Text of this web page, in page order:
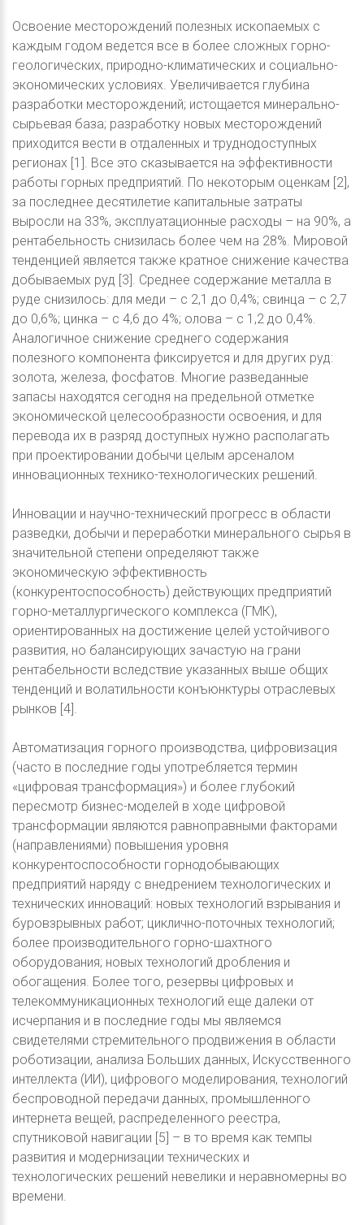
Освоение месторождений полезных ископаемых с
каждым годом ведется все в более сложных горно-
геологических, природно-климатических и социально-
экономических условиях. Увеличивается глубина
разработки месторождений; истощается минерально-
сырьевая база; разработку новых месторождений
приходится вести в отдаленных и труднодоступных
регионах [1]. Все это сказывается на эффективности
работы горных предприятий. По некоторым оценкам [2],
за последнее десятилетие капитальные затраты
выросли на 33%, эксплуатационные расходы – на 90%, а
рентабельность снизилась более чем на 28%. Мировой
тенденцией является также кратное снижение качества
добываемых руд [3]. Среднее содержание металла в
руде снизилось: для меди – с 2,1 до 0,4%; свинца – с 2,7
до 0,6%; цинка – с 4,6 до 4%; олова – с 1,2 до 0,4%.
Аналогичное снижение среднего содержания
полезного компонента фиксируется и для других руд:
золота, железа, фосфатов. Многие разведанные
запасы находятся сегодня на предельной отметке
экономической целесообразности освоения, и для
перевода их в разряд доступных нужно располагать
при проектировании добычи целым арсеналом
инновационных технико-технологических решений.
Инновации и научно-технический прогресс в области
разведки, добычи и переработки минерального сырья в
значительной степени определяют также
экономическую эффективность
(конкурентоспособность) действующих предприятий
горно-металлургического комплекса (ГМК),
ориентированных на достижение целей устойчивого
развития, но балансирующих зачастую на грани
рентабельности вследствие указанных выше общих
тенденций и волатильности конъюнктуры отраслевых
рынков [4].
Автоматизация горного производства, цифровизация
(часто в последние годы употребляется термин
«цифровая трансформация») и более глубокий
пересмотр бизнес-моделей в ходе цифровой
трансформации являются равноправными факторами
(направлениями) повышения уровня
конкурентоспособности горнодобывающих
предприятий наряду с внедрением технологических и
технических инноваций: новых технологий взрывания и
буровзрывных работ; циклично-поточных технологий;
более производительного горно-шахтного
оборудования; новых технологий дробления и
обогащения. Более того, резервы цифровых и
телекоммуникационных технологий еще далеки от
исчерпания и в последние годы мы являемся
свидетелями стремительного продвижения в области
роботизации, анализа Больших данных, Искусственного
интеллекта (ИИ), цифрового моделирования, технологий
беспроводной передачи данных, промышленного
интернета вещей, распределенного реестра,
спутниковой навигации [5] – в то время как темпы
развития и модернизации технических и
технологических решений невелики и неравномерны во
времени.